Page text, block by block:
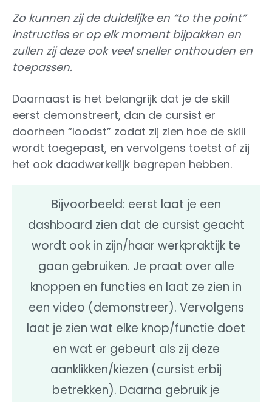
Zo kunnen zij de duidelijke en “to the point”
instructies er op elk moment bijpakken en
zullen zij deze ook veel sneller onthouden en
toepassen.
Daarnaast is het belangrijk dat je de skill
eerst demonstreert, dan de cursist er
doorheen “loodst” zodat zij zien hoe de skill
wordt toegepast, en vervolgens toetst of zij
het ook daadwerkelijk begrepen hebben.
Bijvoorbeeld: eerst laat je een
dashboard zien dat de cursist geacht
wordt ook in zijn/haar werkpraktijk te
gaan gebruiken. Je praat over alle
knoppen en functies en laat ze zien in
een video (demonstreer). Vervolgens
laat je zien wat elke knop/functie doet
en wat er gebeurt als zij deze
aanklikken/kiezen (cursist erbij
betrekken). Daarna gebruik je